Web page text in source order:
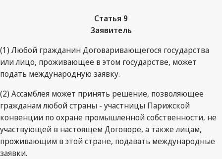
Статья 9
Заявитель
(1) Любой гражданин Договаривающегося государства
или лицо, проживающее в этом государстве, может
подать международную заявку.
(2) Ассамблея может принять решение, позволяющее
гражданам любой страны - участницы Парижской
конвенции по охране промышленной собственности, не
участвующей в настоящем Договоре, а также лицам,
проживающим в этой стране, подавать международные
заявки.